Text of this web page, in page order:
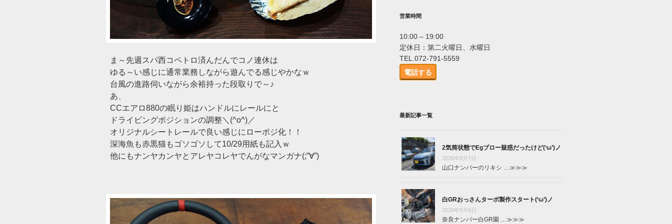
ま～先週スパ西コペトロ済んだんでコノ連休は
ゆる～い感じに通常業務しながら遊んでる感じやかなｗ
台風の進路伺いながら余裕持った段取りで～♪
あ、
CCエアロ880の眠り姫はハンドルにレールにと
ドライビングポジションの調整＼(^o^)／
オリジナルシートレールで良い感じにローポジ化！！
深海魚も赤黒猫もゴソゴソして10/29用紙も記入ｗ
他にもナンヤカンヤとアレヤコレヤでんがなマンガナ(;”∀”)
営業時間
10:00 – 19:00
定休日：第二火曜日、水曜日
TEL.072-791-5559
電話する
最新記事一覧
2気筒状態でEgブロー疑惑だったけど(‘ω’)ノ
2026年8月7日
山口ナンバーのリキシ …≫≫≫
白GRおっさんターボ製作スタート(‘ω’)ノ
2026年8月6日
奈良ナンバー白GR園 …≫≫≫